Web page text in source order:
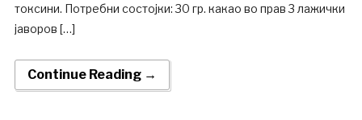
токсини. Потребни состојки: 30 гр. какао во прав 3 лажички
јаворов […]
Continue Reading →